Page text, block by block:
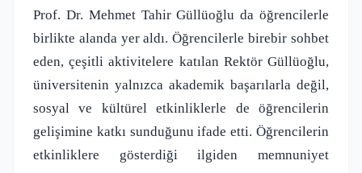
Prof. Dr. Mehmet Tahir Güllüoğlu da öğrencilerle
birlikte alanda yer aldı. Öğrencilerle birebir sohbet
eden, çeşitli aktivitelere katılan Rektör Güllüoğlu,
üniversitenin yalnızca akademik başarılarla değil,
sosyal ve kültürel etkinliklerle de öğrencilerin
gelişimine katkı sunduğunu ifade etti. Öğrencilerin
etkinliklere gösterdiği ilgiden memnuniyet